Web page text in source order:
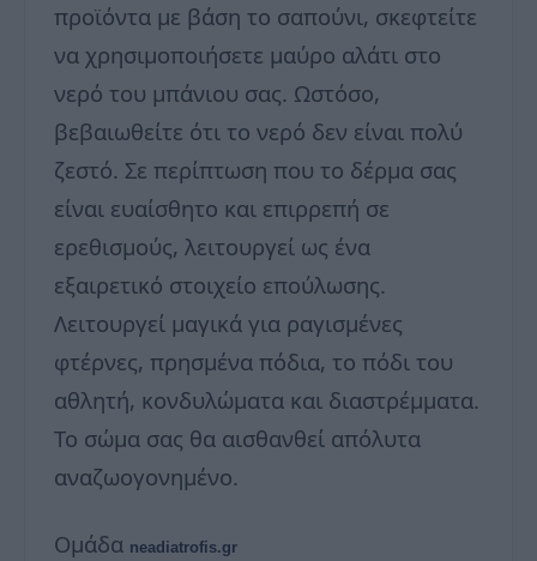
προϊόντα με βάση το σαπούνι, σκεφτείτε
να χρησιμοποιήσετε μαύρο αλάτι στο
νερό του μπάνιου σας. Ωστόσο,
βεβαιωθείτε ότι το νερό δεν είναι πολύ
ζεστό. Σε περίπτωση που το δέρμα σας
είναι ευαίσθητο και επιρρεπή σε
ερεθισμούς, λειτουργεί ως ένα
εξαιρετικό στοιχείο επούλωσης.
Λειτουργεί μαγικά για ραγισμένες
φτέρνες, πρησμένα πόδια, το πόδι του
αθλητή, κονδυλώματα και διαστρέμματα.
Το σώμα σας θα αισθανθεί απόλυτα
αναζωογονημένο.
Ομάδα neadiatrofis.gr